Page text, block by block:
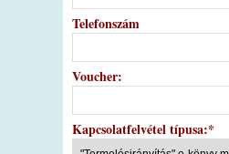
Telefonszám
Voucher:
Kapcsolatfelvétel típusa:*